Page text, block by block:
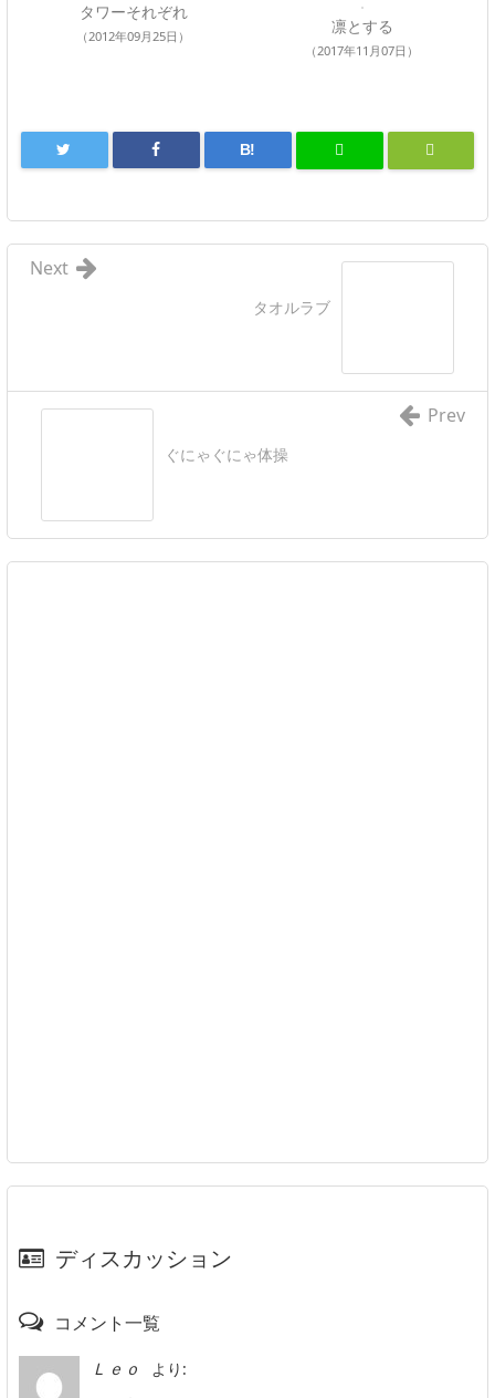
タワーそれぞれ
（2012年09月25日） 凛とする
（2017年11月07日）
B!
タオルラブ
Next
ぐにゃぐにゃ体操
Prev
ディスカッション
コメント一覧
Ｌｅｏ
より: